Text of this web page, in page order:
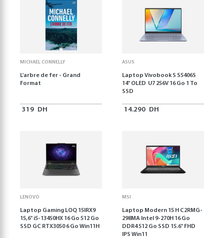
MICHAEL CONNELLY
L'arbre de fer - Grand
Format
319 DH
ASUS
Laptop Vivobook S S5406S
14" OLED U7 256V 16 Go 1 To
SSD
14.290 DH
LENOVO
Laptop Gaming LOQ 15IRX9
15,6'' i5-13450HX 16 Go 512 Go
SSD GC RTX3050 6 Go Win11H
MSI
Laptop Modern 15 H C2RMG-
298MA Intel 9-270H 16 Go
DDR4 512 Go SSD 15.6" FHD
IPS Win11